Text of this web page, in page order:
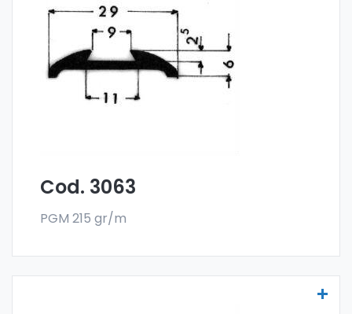
Cod. 3063
PGM 215 gr/m
Las molduras para vehículos se fabrican
con la especial aleación 6060 y se venden
en el formato en barra. El pedido mínimo es
de 300 kg.